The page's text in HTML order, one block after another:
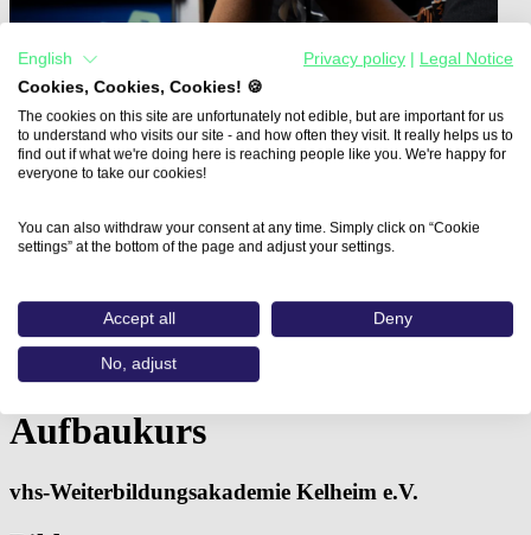
Adobe® Photoshop® Aufbaukurs (vhs-
Weiterbildungsakademie…
Adobe® Photoshop®
Aufbaukurs
vhs-Weiterbildungsakademie Kelheim e.V.
English Privacy policy
Legal Notice
Cookies, Cookies, Cookies! 🍪
The cookies on this site are unfortunately not edible, but are important for us
to understand who visits our site - and how often they visit. It really helps us to
find out if what we're doing here is reaching people like you. We're happy for
everyone to take our cookies!
You can also withdraw your consent at any time. Simply click on “Cookie
settings” at the bottom of the page and adjust your settings.
Accept all Deny
No, adjust